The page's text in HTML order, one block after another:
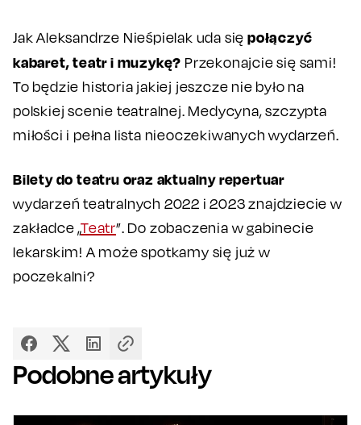
Jak Aleksandrze Nieśpielak uda się połączyć
kabaret, teatr i muzykę? Przekonajcie się sami!
To będzie historia jakiej jeszcze nie było na
polskiej scenie teatralnej. Medycyna, szczypta
miłości i pełna lista nieoczekiwanych wydarzeń.
Bilety do teatru oraz aktualny repertuar
wydarzeń teatralnych 2022 i 2023 znajdziecie w
zakładce „Teatr”. Do zobaczenia w gabinecie
lekarskim! A może spotkamy się już w
poczekalni?
Podobne artykuły